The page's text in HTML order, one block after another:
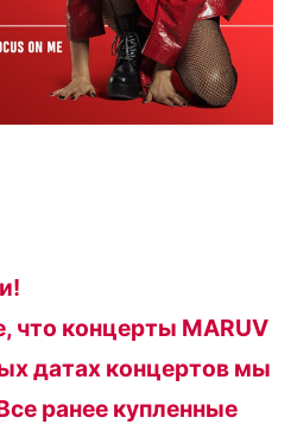
что концерты MARUV
датах концертов мы
ранее купленные